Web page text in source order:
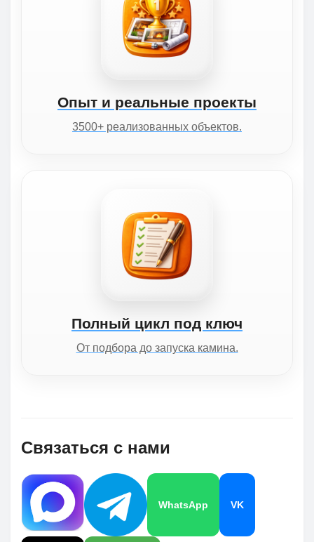
Опыт и реальные проекты
3500+ реализованных объектов.
Полный цикл под ключ
От подбора до запуска камина.
Связаться с нами
WhatsApp VK